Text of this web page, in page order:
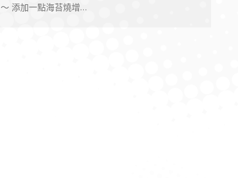
～ 添加一點海苔燒增…